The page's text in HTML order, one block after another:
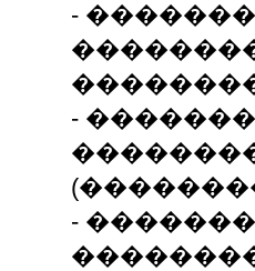
-
-
-